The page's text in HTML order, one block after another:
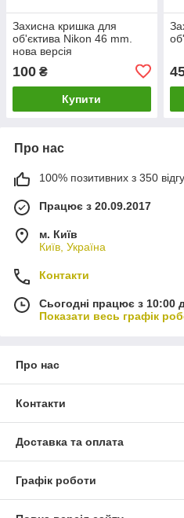
Захисна кришка для
об'єктива Nikon 46 mm.
нова версія
100 ₴
Купити
Про нас
100% позитивних з 350
Працює з 20.09.2017
м. Київ
Київ, Україна
Контакти
Сьогодні працює з 10:00
Показати весь графік
Про нас
Контакти
Доставка та оплата
Графік роботи